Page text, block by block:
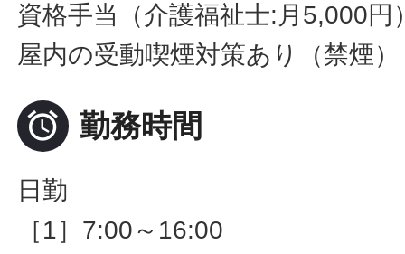
資格手当（介護福祉士:月5,000円
屋内の受動喫煙対策あり（禁煙）
 勤務時間
日勤
［1］7:00～16:00